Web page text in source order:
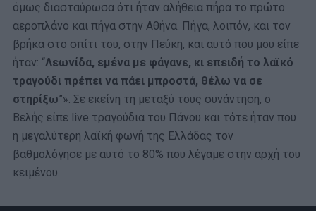
όμως διασταύρωσα ότι ήταν αλήθεια πήρα το πρώτο
αεροπλάνο και πήγα στην Αθήνα. Πήγα, λοιπόν, και τον
βρήκα στο σπίτι του, στην Πεύκη, και αυτό που μου είπε
ήταν: “Λεωνίδα, εμένα με φάγανε, κι επειδή το λαϊκό
τραγούδι πρέπει να πάει μπροστά, θέλω να σε
στηρίξω”». Σε εκείνη τη μεταξύ τους συνάντηση, ο
Βελής είπε live τραγούδια του Πάνου και τότε ήταν που
η μεγαλύτερη λαϊκή φωνή της Ελλάδας τον
βαθμολόγησε με αυτό το 80% που λέγαμε στην αρχή του
κειμένου.